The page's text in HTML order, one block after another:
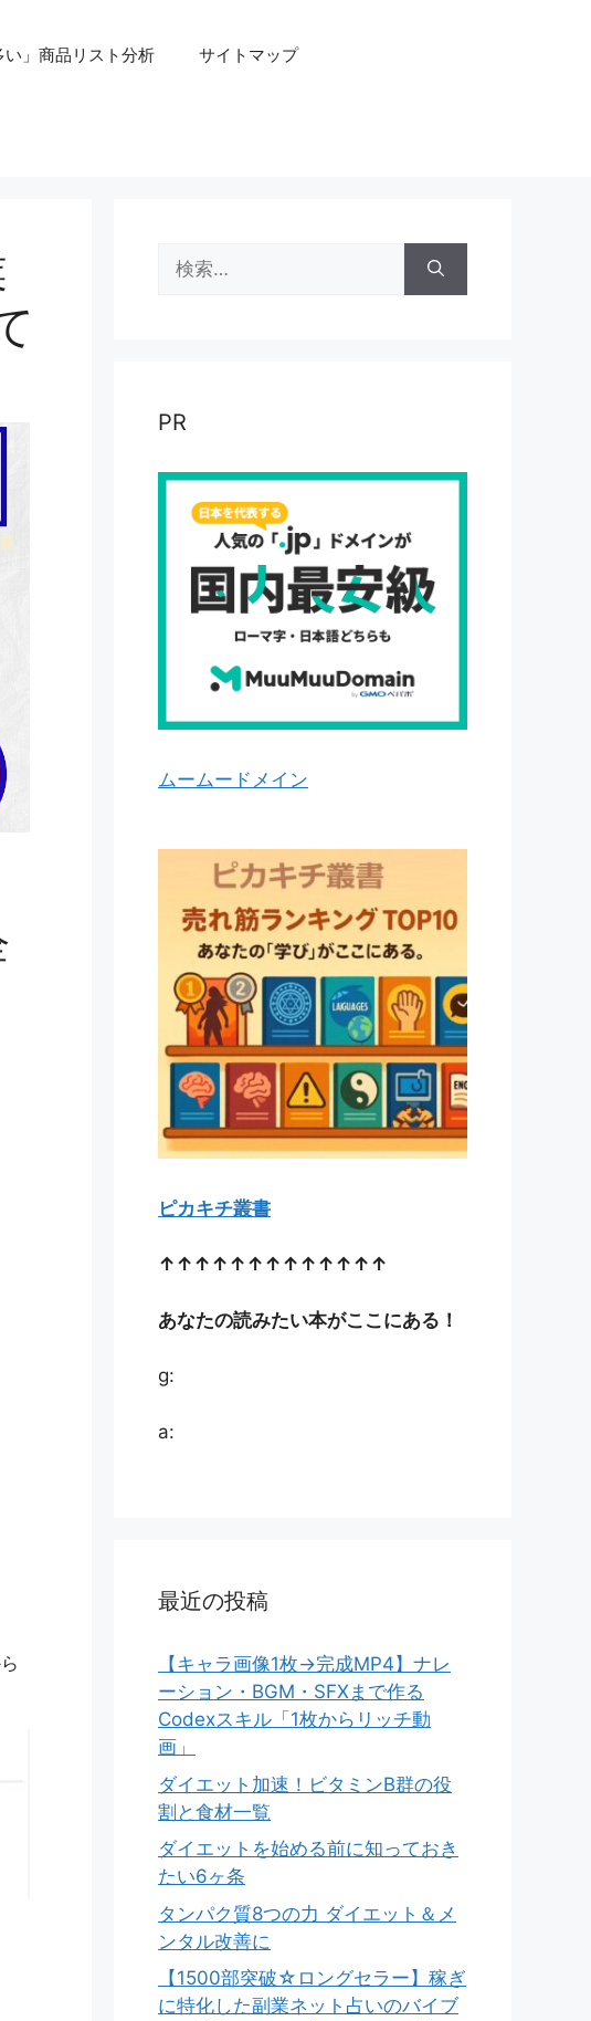
」商品リスト分析 サイトマップ
索:
PR
ムームードメイン
ピカキチ叢書
↑↑↑↑↑↑↑↑↑↑↑↑↑
あなたの読みたい本がここにある！
g:
a:
最近の投稿
【キャラ画像1枚→完成MP4】ナレ
ーション・BGM・SFXまで作る
Codexスキル「1枚からリッチ動
画」
ダイエット加速！ビタミンB群の役
割と食材一覧
ダイエットを始める前に知っておき
たい6ヶ条
タンパク質8つの力 ダイエット＆メ
ンタル改善に
【1500部突破☆ロングセラー】稼ぎ
に特化した副業ネット占いのバイブ